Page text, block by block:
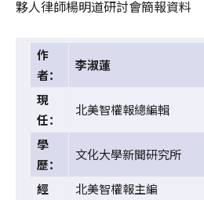
夥人律師楊明道研討會簡報資料
作
者：
李淑蓮
現
任：
北美智權報總編輯
學
歷：
文化大學新聞研究所
經
北美智權報主編